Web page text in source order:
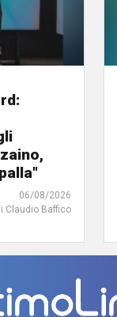
06/08/2026
Claudio Baffico